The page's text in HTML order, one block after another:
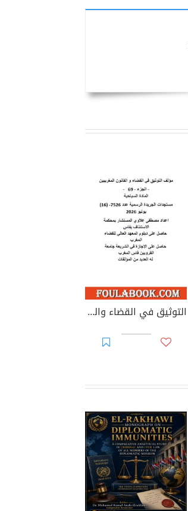
التوثيق في القضاء والقانون المغربيين - الجزء 69